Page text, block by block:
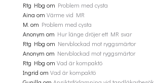
Rtg Hbg om Problem med cysta
Aina om Värme vid MR
M. om Problem med cysta
Anonym om Hur länge dröjer ett MR svar
Rtg Hbg om Nervblockad mot ryggsmärtor
Anonym om Nervblockad mot ryggsmärtor
Rtg Hbg om Vad är kompaktö
Ingrid om Vad är kompaktö